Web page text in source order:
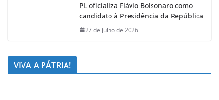
PL oficializa Flávio Bolsonaro como
candidato à Presidência da República
27 de julho de 2026
VIVA A PÁTRIA!